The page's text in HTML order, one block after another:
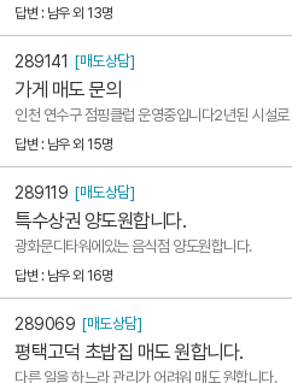
답변 : 남우 외 13명
289141 [매도상담]
가게 매도 문의
인천 연수구 점핑클럽 운영중입니다2년된 시설
답변 : 남우 외 15명
289119 [매도상담]
특수상권 양도원합니다.
광화문디타워에있는 음식점 양도원합니다.
답변 : 남우 외 16명
289069 [매도상담]
평택고덕 초밥집 매도 원합니다.
다른 일을 하느라 관리가 어려워 매도 원합니다.